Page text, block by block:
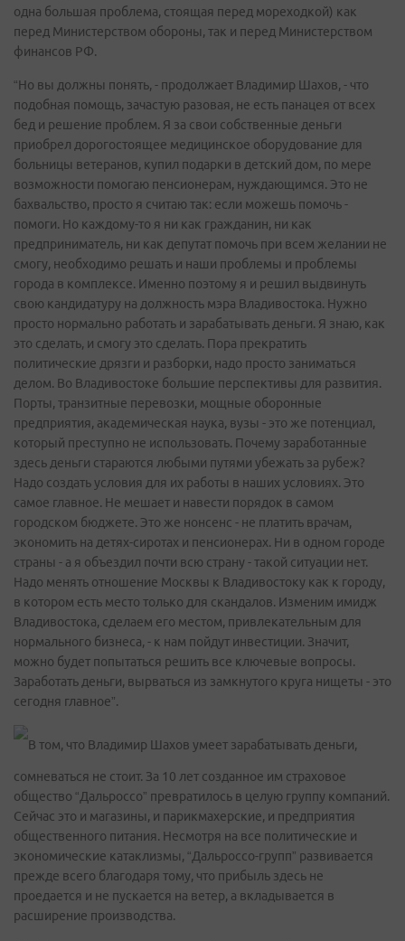
одна большая проблема, стоящая перед мореходкой) как
перед Министерством обороны, так и перед Министерством
финансов РФ.
“Но вы должны понять, - продолжает Владимир Шахов, - что
подобная помощь, зачастую разовая, не есть панацея от всех
бед и решение проблем. Я за свои собственные деньги
приобрел дорогостоящее медицинское оборудование для
больницы ветеранов, купил подарки в детский дом, по мере
возможности помогаю пенсионерам, нуждающимся. Это не
бахвальство, просто я считаю так: если можешь помочь -
помоги. Но каждому-то я ни как гражданин, ни как
предприниматель, ни как депутат помочь при всем желании не
смогу, необходимо решать и наши проблемы и проблемы
города в комплексе. Именно поэтому я и решил выдвинуть
свою кандидатуру на должность мэра Владивостока. Нужно
просто нормально работать и зарабатывать деньги. Я знаю, как
это сделать, и смогу это сделать. Пора прекратить
политические дрязги и разборки, надо просто заниматься
делом. Во Владивостоке большие перспективы для развития.
Порты, транзитные перевозки, мощные оборонные
предприятия, академическая наука, вузы - это же потенциал,
который преступно не использовать. Почему заработанные
здесь деньги стараются любыми путями убежать за рубеж?
Надо создать условия для их работы в наших условиях. Это
самое главное. Не мешает и навести порядок в самом
городском бюджете. Это же нонсенс - не платить врачам,
экономить на детях-сиротах и пенсионерах. Ни в одном городе
страны - а я объездил почти всю страну - такой ситуации нет.
Надо менять отношение Москвы к Владивостоку как к городу,
в котором есть место только для скандалов. Изменим имидж
Владивостока, сделаем его местом, привлекательным для
нормального бизнеса, - к нам пойдут инвестиции. Значит,
можно будет попытаться решить все ключевые вопросы.
Заработать деньги, вырваться из замкнутого круга нищеты - это
сегодня главное”.
В том, что Владимир Шахов умеет зарабатывать деньги,
сомневаться не стоит. За 10 лет созданное им страховое
общество “Дальроссо” превратилось в целую группу компаний.
Сейчас это и магазины, и парикмахерские, и предприятия
общественного питания. Несмотря на все политические и
экономические катаклизмы, “Дальроссо-групп” развивается
прежде всего благодаря тому, что прибыль здесь не
проедается и не пускается на ветер, а вкладывается в
расширение производства.